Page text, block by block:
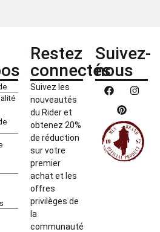
Restez
connectés
Suivez les
nouveautés
du Rider et
obtenez 20%
de réduction
sur votre
premier
achat et les
offres
privilèges de
la
communauté
Suivez-
nous